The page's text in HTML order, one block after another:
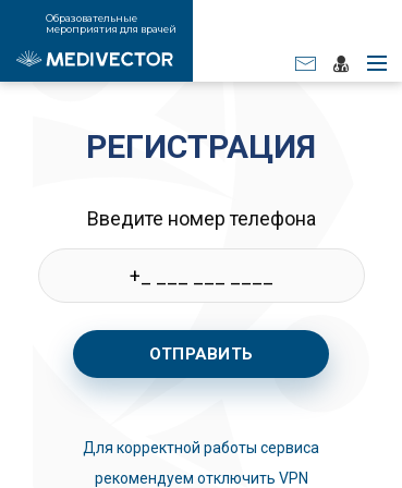
Образовательные
мероприятия для врачей
РЕГИСТРАЦИЯ
Введите номер телефона
ОТПРАВИТЬ
Для корректной работы сервиса
рекомендуем отключить VPN